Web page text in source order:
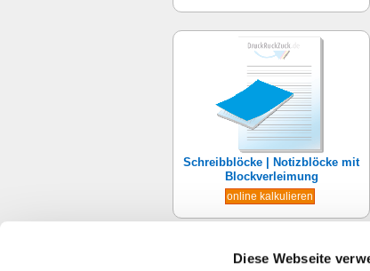
Diese Webseite
Schreibblöcke | Notizblöcke mit
Blockverleimung
online kalkulieren